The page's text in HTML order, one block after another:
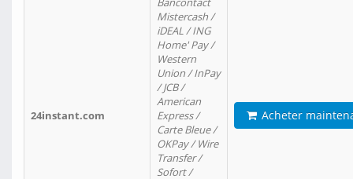
24instant.com
Mistercash /
iDEAL / ING
Home' Pay /
Western
Union / InPay
/ JCB /
American
Express /
Carte Bleue /
OKPay / Wire
Transfer /
Sofort /
Acheter